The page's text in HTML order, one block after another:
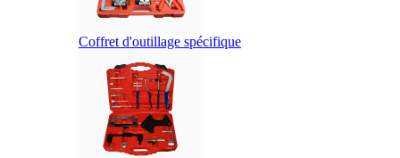
Coffret d'outillage spécifique